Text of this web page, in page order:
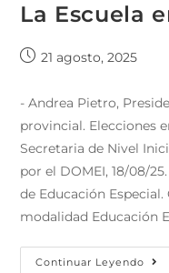
La Escuela
21 agosto, 2025
- Andrea Pietro,
provincial. Elecciones
Secretaria de Nivel
por el DOMEI, 18/08/
de Educación
modalidad Educación
Continuar Leyendo